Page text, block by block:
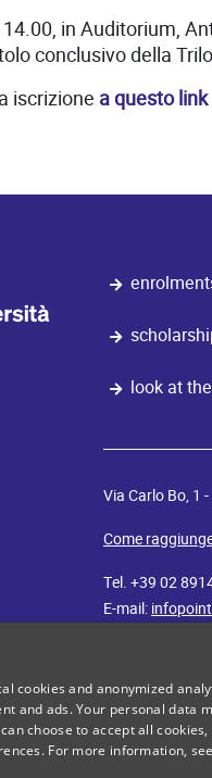
in Auditorium,
conclusivo della
iscrizione a questo link
look at
Via Carlo Bo, 1
Come
Tel. +39 02
E-mail:
cut master
cookies and anonymized
and ads. Your personal data
choose to accept all
For more information,